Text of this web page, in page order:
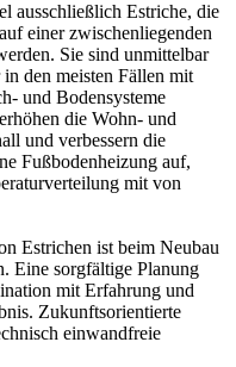
ausschließlich Estriche, die
einer zwischenliegenden
Sie sind unmittelbar
den meisten Fällen mit
und Bodensysteme
die Wohn- und
und verbessern die
Fußbodenheizung auf,
mit von
Estrichen ist beim Neubau
Eine sorgfältige Planung
mit Erfahrung und
Zukunftsorientierte
einwandfreie